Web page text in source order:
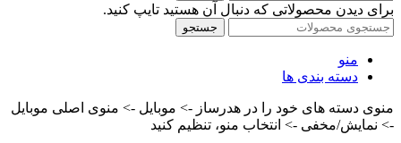
برای دیدن محصولاتی که دنبال آن هستید تایپ کنید.
جستجو
منو
دسته بندی ها
منوی دسته های خود را در هدرساز -> موبایل -> منوی اصلی موبایل
-> نمایش/مخفی -> انتخاب منو، تنظیم کنید